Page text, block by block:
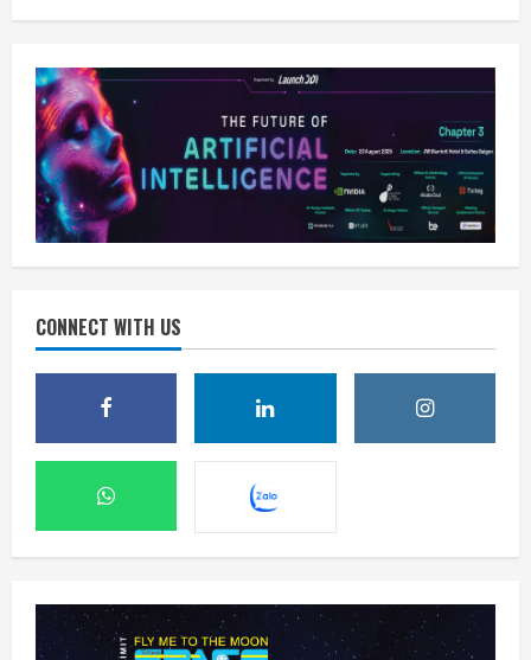
CONNECT WITH US